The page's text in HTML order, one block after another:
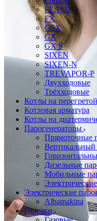
FLASH
FX
GSX
GX
GX S
SIXEN
SIXEN-N
TREVAPOR-P
Двухходовые
Трёхходовые
Котлы на
Котловая арматура
Котлы на
Парогенераторы
Прямоточные
Вертикальный
Дизельные
Мобильные
Электрические
Albamakina
Горелки